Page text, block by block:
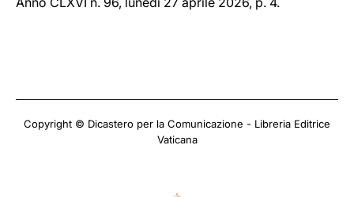
Copyright © Dicastero per la Comunicazione - Libreria Editrice
Vaticana